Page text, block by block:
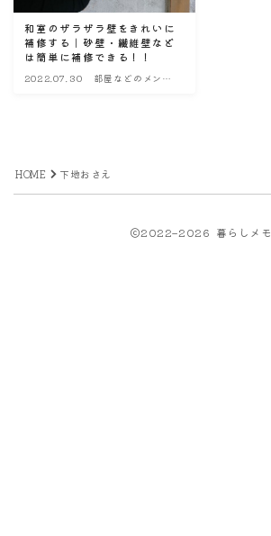
和室のザラザラ壁をきれいに
補修する｜砂壁・繊維壁など
は簡単に補修できる！！
2022.07.30
部屋などのメンテ
HOME 下地おさえ
2022–2026 暮らしメモ